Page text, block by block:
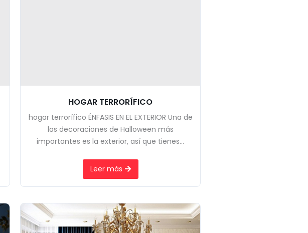
HOGAR TERRORÍFICO
hogar terrorífico ÉNFASIS EN EL EXTERIOR Una de
las decoraciones de Halloween más
importantes es la exterior, así que tienes...
Leer más